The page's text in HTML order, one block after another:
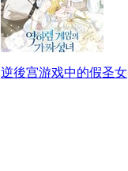
逆後宫游戏中的假圣女